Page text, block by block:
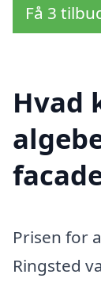
Få 3
Hvad
Prisen for
Ringsted